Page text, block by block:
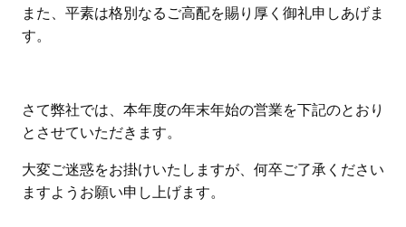
また、平素は格別なるご高配を賜り厚く御礼申しあげま
す。
さて弊社では、本年度の年末年始の営業を下記のとおり
とさせていただきます。
大変ご迷惑をお掛けいたしますが、何卒ご了承ください
ますようお願い申し上げます。